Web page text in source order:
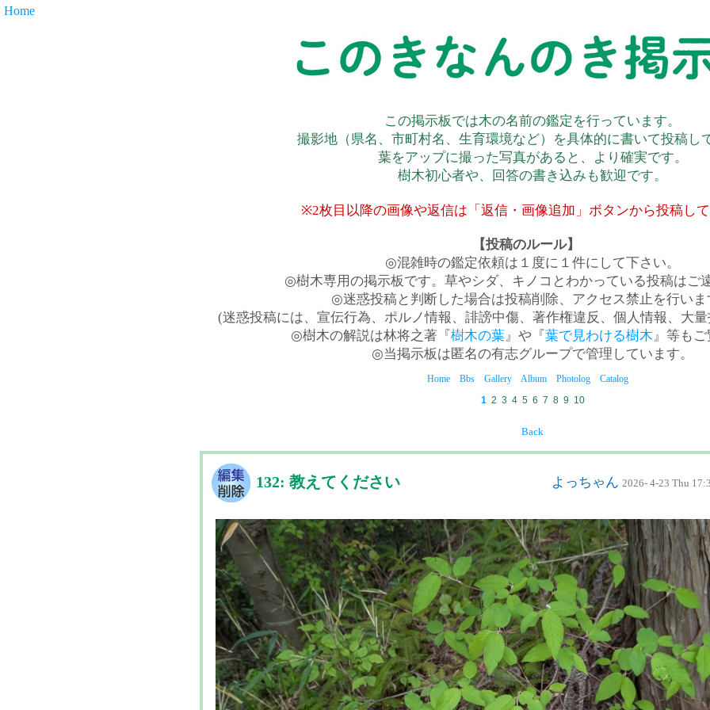
Home
この掲示板では木の名前の鑑定を行っています。
撮影地（県名、市町村名、生育環境など）を具体的に書いて投稿し
葉をアップに撮った写真があると、より確実です。
樹木初心者や、回答の書き込みも歓迎です。
※2枚目以降の画像や返信は「返信・画像追加」ボタンから投稿し
【投稿のルール】
◎混雑時の鑑定依頼は１度に１件にして下さい。
◎樹木専用の掲示板です。草やシダ、キノコとわかっている投稿はご
◎迷惑投稿と判断した場合は投稿削除、アクセス禁止を行いま
(迷惑投稿には、宣伝行為、ポルノ情報、誹謗中傷、著作権違反、個人情報、大
◎樹木の解説は林将之著『樹木の葉』や『葉で見わける樹木』等も
◎当掲示板は匿名の有志グループで管理しています。
Home Bbs Gallery Album Photolog
Catalog
1 2 3 4 5 6 7 8 9 10
Back
132: 教えてください よっちゃん 2026- 4-23 Thu